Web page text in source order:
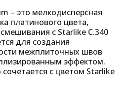
– это мелкодисперсная
платинового цвета,
с Starlike C.340
для создания
межплиточных швов
эффектом.
с цветом Starlike